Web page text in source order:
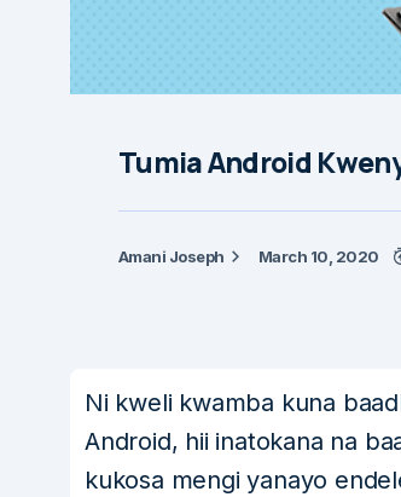
Tumia Android
Amani Joseph March 10, 2020
Ni kweli kwamba kuna
Android, hii inatokana na
kukosa mengi yanayo